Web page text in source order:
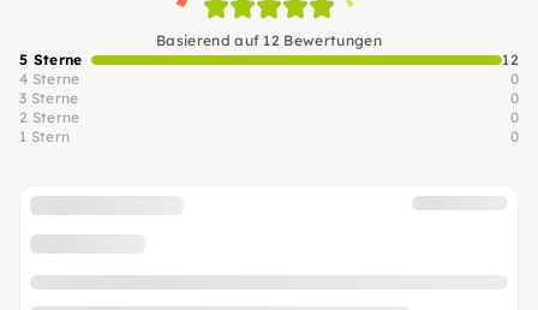
Basierend auf 12 Bewertungen
5 Sterne
12
4 Sterne
0
3 Sterne
0
2 Sterne
0
1 Stern
0